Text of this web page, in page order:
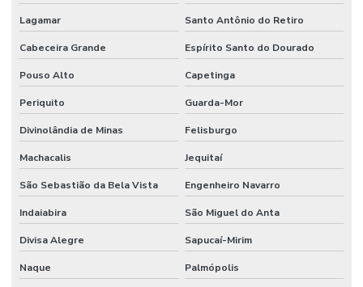
Lagamar Santo Antônio do Retiro
Cabeceira Grande Espírito Santo do Dourado
Pouso Alto Capetinga
Periquito Guarda-Mor
Divinolândia de Minas Felisburgo
Machacalis Jequitaí
São Sebastião da Bela Vista Engenheiro Navarro
Indaiabira São Miguel do Anta
Divisa Alegre Sapucaí-Mirim
Naque Palmópolis